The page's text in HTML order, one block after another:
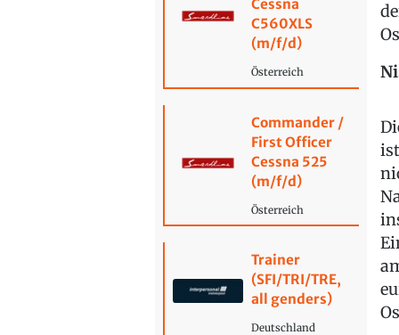
Cessna
C560XLS
(m/f/d)
Österreich
Commander /
First Officer
Cessna 525
(m/f/d)
Österreich
Trainer
(SFI/TRI/TRE,
all genders)
Deutschland